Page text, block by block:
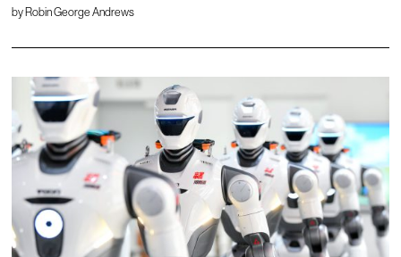
by Robin George Andrews